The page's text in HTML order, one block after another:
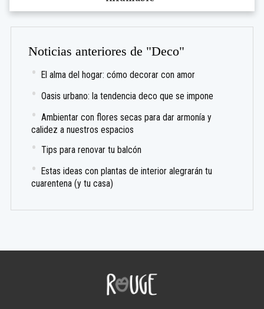
Noticias anteriores de "Deco"
El alma del hogar: cómo decorar con amor
Oasis urbano: la tendencia deco que se impone
Ambientar con flores secas para dar armonía y
calidez a nuestros espacios
Tips para renovar tu balcón
Estas ideas con plantas de interior alegrarán tu
cuarentena (y tu casa)